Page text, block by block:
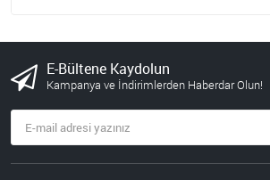
E-Bültene Kaydolun
Kampanya ve İndirimlerden Haberdar Olun!